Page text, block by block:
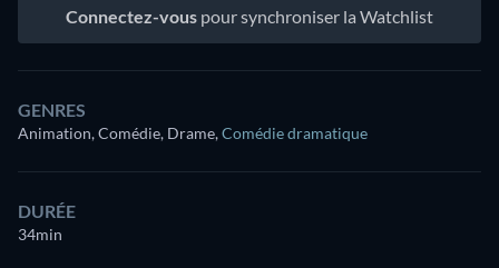
Connectez-vous pour synchroniser la Watchlist
GENRES
Animation, Comédie, Drame,Comédie dramatique
DURÉE
34min